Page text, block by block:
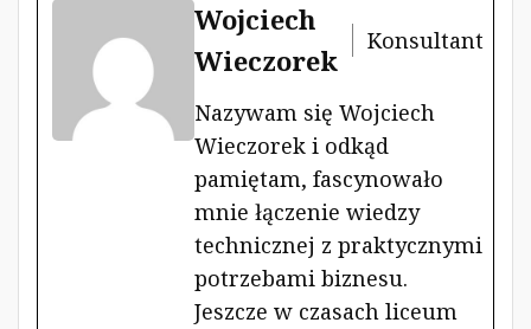
Wojciech
Wieczorek
Konsultant
Nazywam się Wojciech
Wieczorek i odkąd
pamiętam, fascynowało
mnie łączenie wiedzy
technicznej z praktycznymi
potrzebami biznesu.
Jeszcze w czasach liceum